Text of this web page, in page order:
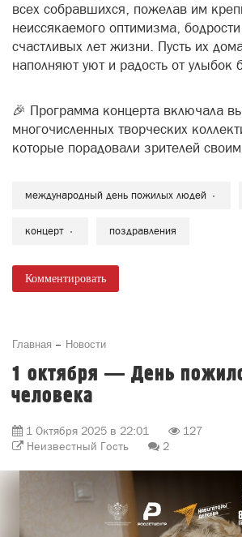
всех собравшихся, пожелав им
неиссякаемого оптимизма,
счастливых лет жизни. Пусть их
наполняют уют и радость от улыбок
🎉 Программа концерта включала
многочисленных творческих
которые порадовали зрителей
международный день пожилых людей
концерт поздравления
Комментировать
Главная Новости
1 октября — День
человека
1 Октября 2025 в 22:01
127
Неизвестный Гость
2